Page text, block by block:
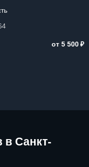
от 5 500₽
в Санкт-